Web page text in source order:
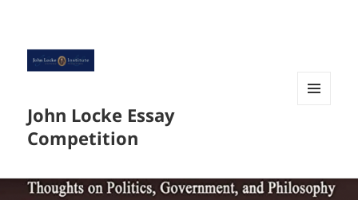
John Locke Essay
Competition